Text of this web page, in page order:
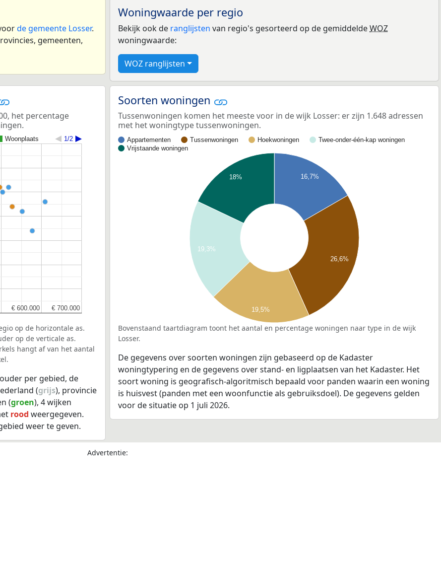
de gemeente Losser.
gemeenten,
Woningwaarde per regio
Bekijk ook de ranglijsten van regio's gesorteerd op de gemiddeldeWOZ
woningwaarde:
WOZ ranglijsten
het percentage
Woonplaats 1/2
€ 600.000
€ 600.000 € 700.000
€ 700.000
op de horizontale as.
op de verticale as.
hangt af van het aantal
per gebied, de
(grijs), provincie
(groen), 4 wijken
rood weergegeven.
weer te geven.
Soorten woningen
Tussenwoningen komen het meeste voor in de wijk Losser: er zijn 1.648 adressen
met het woningtype tussenwoningen.
Appartementen Tussenwoningen Hoekwoningen
Twee-onder-één-kap woningen
Vrijstaande woningen
16,7%
26,6%
18%
19,3%
19,5%
Bovenstaand taartdiagram toont het aantal en percentage woningen naar type in de wijk
Losser.
De gegevens over soorten woningen zijn gebaseerd op de Kadaster
woningtypering en de gegevens over stand- en ligplaatsen van het Kadaster. Het
soort woning is geografisch-algoritmisch bepaald voor panden waarin een woning
is huisvest (panden met een woonfunctie als gebruiksdoel). De gegevens gelden
voor de situatie op 1 juli 2026.
Advertentie: